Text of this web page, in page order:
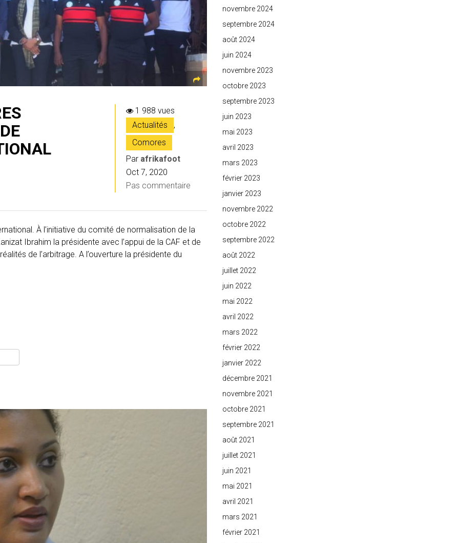
1 988 vues
Actualités
,
Comores
Par afrikafoot
Oct 7, 2020
Pas commentaire
À l’initiative du comité de normalisation de la
Ibrahim la présidente avec l’appui de la CAF et de
de l’arbitrage. A l’ouverture la présidente du
novembre 2024
septembre 2024
août 2024
juin 2024
novembre 2023
octobre 2023
septembre 2023
juin 2023
mai 2023
avril 2023
mars 2023
février 2023
janvier 2023
novembre 2022
octobre 2022
septembre 2022
août 2022
juillet 2022
juin 2022
mai 2022
avril 2022
mars 2022
février 2022
janvier 2022
décembre 2021
novembre 2021
octobre 2021
septembre 2021
août 2021
juillet 2021
juin 2021
mai 2021
avril 2021
mars 2021
février 2021